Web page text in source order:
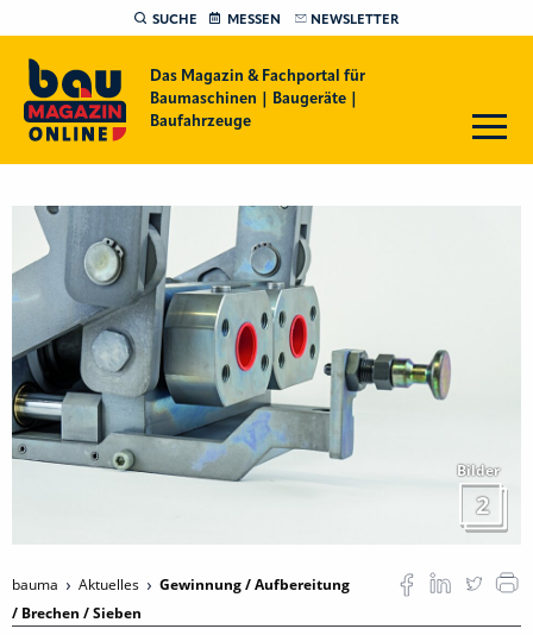
SUCHE MESSEN NEWSLETTER
Das Magazin & Fachportal für
Baumaschinen | Baugeräte |
Baufahrzeuge
Bilder
2
bauma Aktuelles
Gewinnung / Aufbereitung
/ Brechen / Sieben